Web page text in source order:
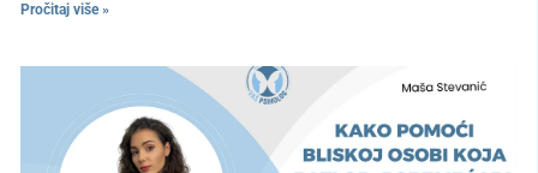
Pročitaj više »